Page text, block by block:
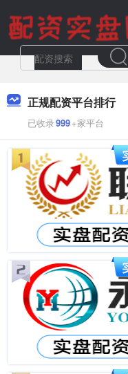
正规配资平台排行
已收录999+家平台